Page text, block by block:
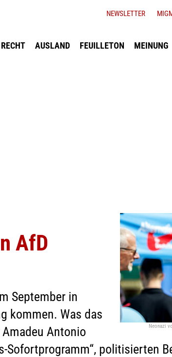
RECHT AUSLAND FEUILLETON MEINUNG
NEWSLETTER
Neonazi
AfD
September in
kommen. Was das
Antonio
Sofortprogramm“, politisierten